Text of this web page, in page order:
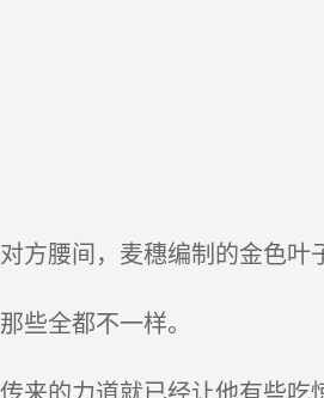
腰间，麦穗编制的金色叶
全都不一样。